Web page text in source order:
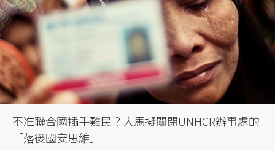
不准聯合國插手難民？大馬擬關閉UNHCR辦事處的
「落後國安思維」